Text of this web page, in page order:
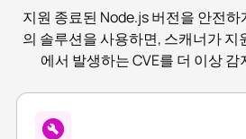
지원 종료된 Node.js 버전을 안전
의 솔루션을 사용하면, 스캐너가 지
에서 발생하는 CVE를 더 이상